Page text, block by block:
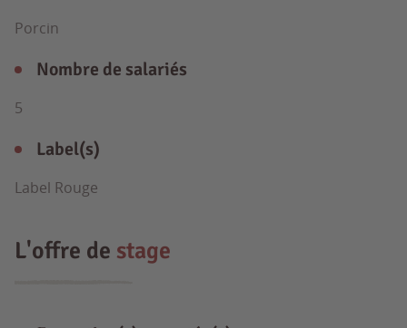
Porcin
Nombre de salariés
5
Label(s)
Label Rouge
L'offre de stage